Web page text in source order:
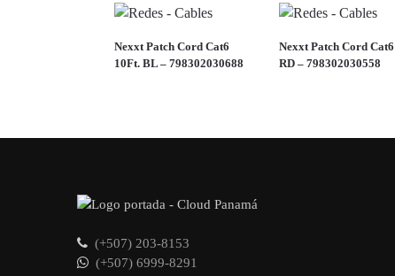
Nexxt Patch Cord Cat6
10Ft. BL – 798302030688
Nexxt Patch Cord
RD – 798302030558
(+507) 203-8153
(+507) 6999-8291